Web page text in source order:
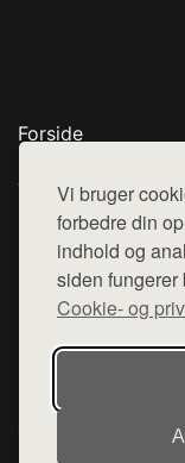
Vi bruger
forbedre din
indhold og
siden
Cookie- og
Forside
Top Rabatter
Blog
Kontakt
Denne side er en
hjemmesider med
diverse webshops.